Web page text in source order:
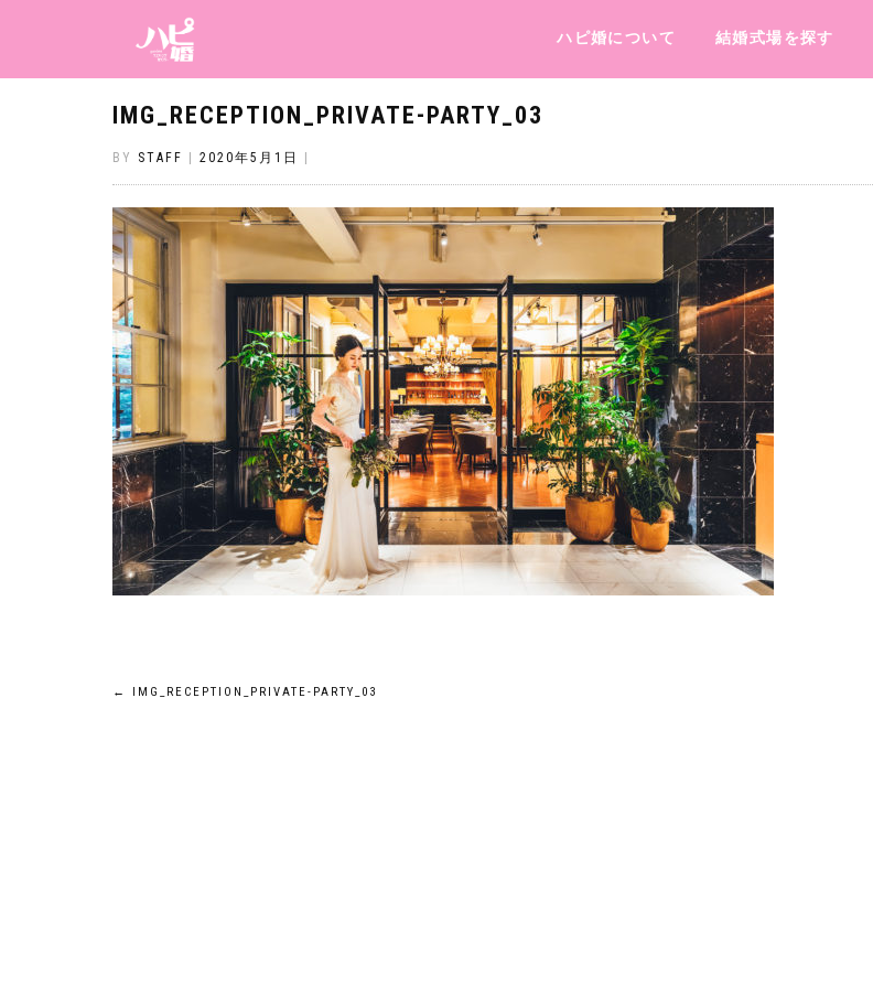
ハピ婚について 結婚式場を探す
IMG_RECEPTION_PRIVATE-PARTY_03
BY STAFF 2020年5月1日
投
← IMG_RECEPTION_PRIVATE-PARTY_03